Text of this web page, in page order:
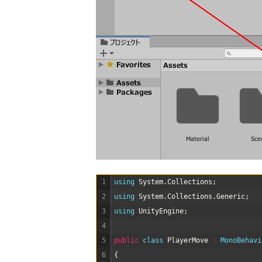
1
2
3
4
5
6
using System.Collections ;
using System.Collections .Generic;
using UnityEngine;
public class PlayerMove :
{